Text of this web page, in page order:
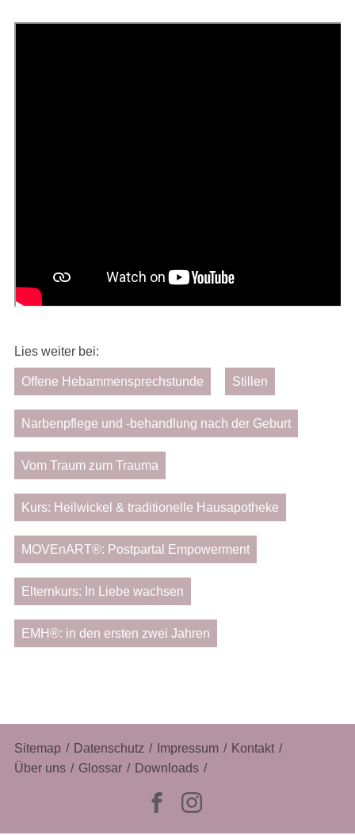
Lies weiter bei:
Offene Hebammensprechstunde Stillen
Narbenpflege und -behandlung nach der Geburt
Vom Traum zum Trauma
Kurs: Heilwickel & traditionelle Hausapotheke
MOVEnART®: Postpartal Empowerment
Elternkurs: In Liebe wachsen
EMH®: in den ersten zwei Jahren
Navigation
überspringen
Sitemap Datenschutz Impressum
Kontakt
Über uns
Glossar Downloads